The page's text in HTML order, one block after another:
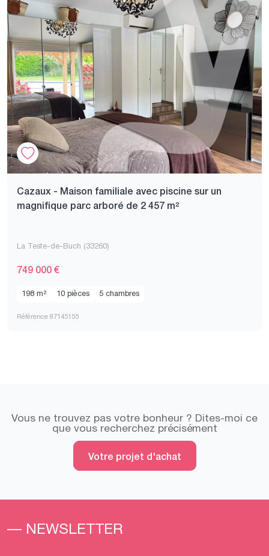
Cazaux - Maison familiale avec piscine sur un
magnifique parc arboré de 2 457 m²
La Teste-de-Buch (33260)
749 000 €
198 m² 10 pièces 5 chambres
Référence 87145155
Vous ne trouvez pas votre bonheur ? Dites-moi ce
que vous recherchez précisément
Votre projet d'achat
— NEWSLETTER